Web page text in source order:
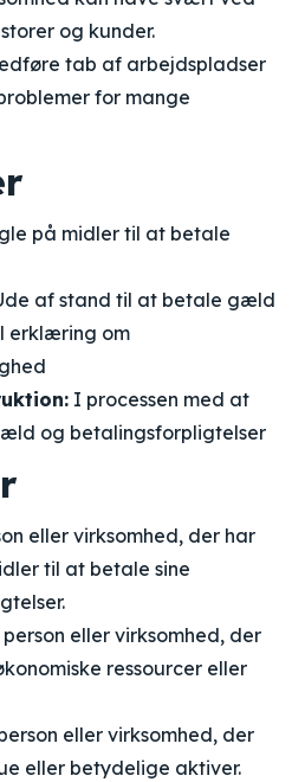
og kunder.
tab af arbejdspladser
for mange
på midler til at betale
af stand til at betale gæld
erklæring om
I processen med at
og betalingsforpligtelser
eller virksomhed, der har
til at betale sine
person eller virksomhed, der
ressourcer eller
eller virksomhed, der
eller betydelige aktiver.